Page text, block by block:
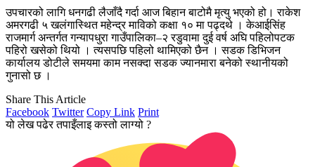
उपचारको लागि धनगढी लैजाँदै गर्दा आज बिहान बाटोमै मृत्यु भएको हो। राकेश
अमरगढी ५ खलंगास्थित महेन्द्र माविको कक्षा १० मा पढ्दथे । केआईसिंह
राजमार्ग अन्तर्गत गन्यापधुरा गाउँपालिका–२ रडुवामा दुई वर्ष अघि पहिलोपटक
पहिरो खसेको थियो । त्यसपछि पहिलो थामिएको छैन । सडक डिभिजन
कार्यालय डोटीले समयमा काम नसक्दा सडक ज्यानमारा बनेको स्थानीयको
गुनासो छ ।
Share This Article
Facebook Twitter Copy Link Print
यो लेख पढेर तपाइँलाइ कस्तो लाग्यो ?